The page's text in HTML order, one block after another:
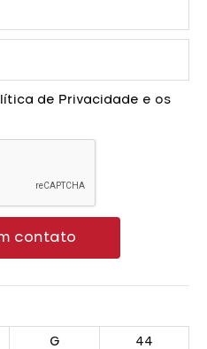
de Privacidade e os
contato
G 44